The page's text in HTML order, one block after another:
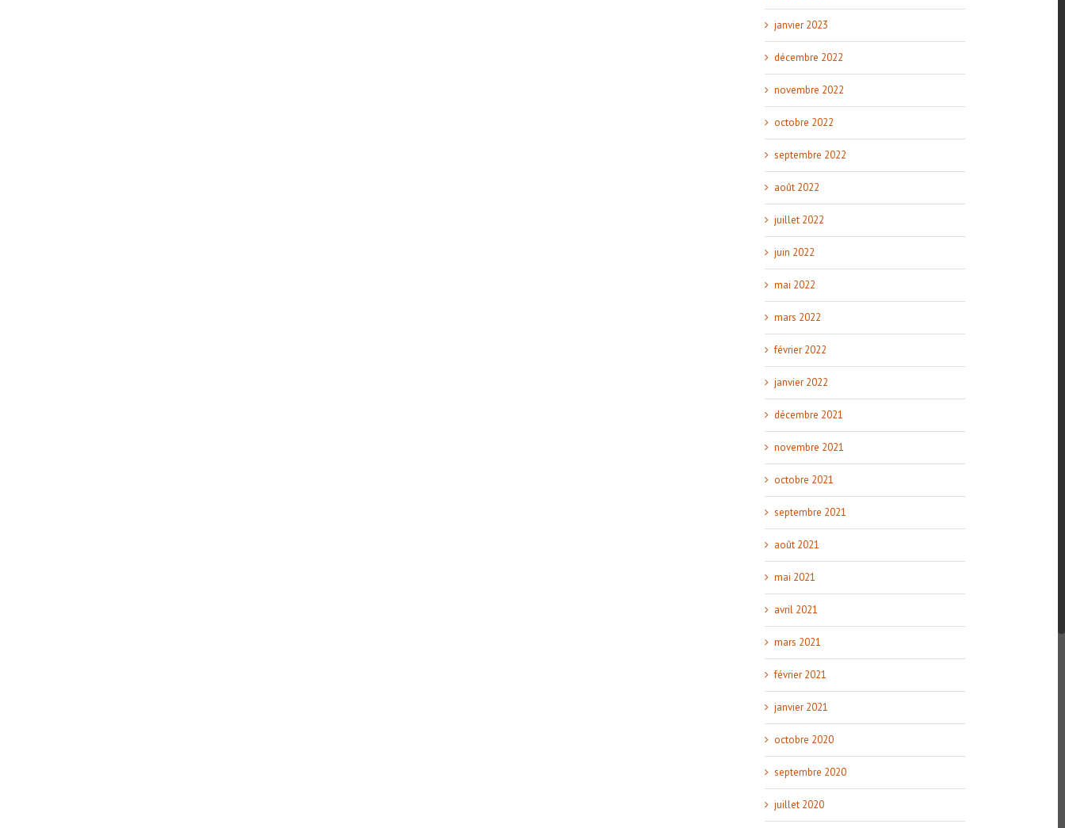
janvier 2023
décembre 2022
novembre 2022
octobre 2022
septembre 2022
août 2022
juillet 2022
juin 2022
mai 2022
mars 2022
février 2022
janvier 2022
décembre 2021
novembre 2021
octobre 2021
septembre 2021
août 2021
mai 2021
avril 2021
mars 2021
février 2021
janvier 2021
octobre 2020
septembre 2020
juillet 2020